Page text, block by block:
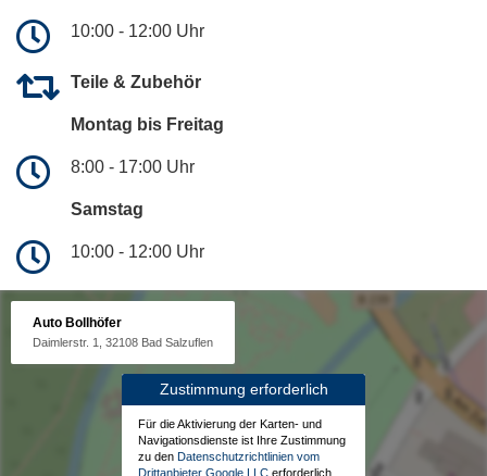
10:00 - 12:00 Uhr
Teile & Zubehör
Montag bis Freitag
8:00 - 17:00 Uhr
Samstag
10:00 - 12:00 Uhr
Auto Bollhöfer
Daimlerstr. 1, 32108 Bad Salzuflen
Zustimmung erforderlich
Für die Aktivierung der Karten- und
Navigationsdienste ist Ihre Zustimmung
zu den Datenschutzrichtlinien vom
Drittanbieter Google LLC erforderlich.